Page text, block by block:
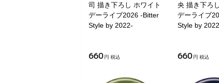
司 描き下ろし ホワイト
デーライブ2026 -Bitter
Style by 2022-
660 円 税込
央 描き下ろ
デーライブ
Style by
660 円 税込